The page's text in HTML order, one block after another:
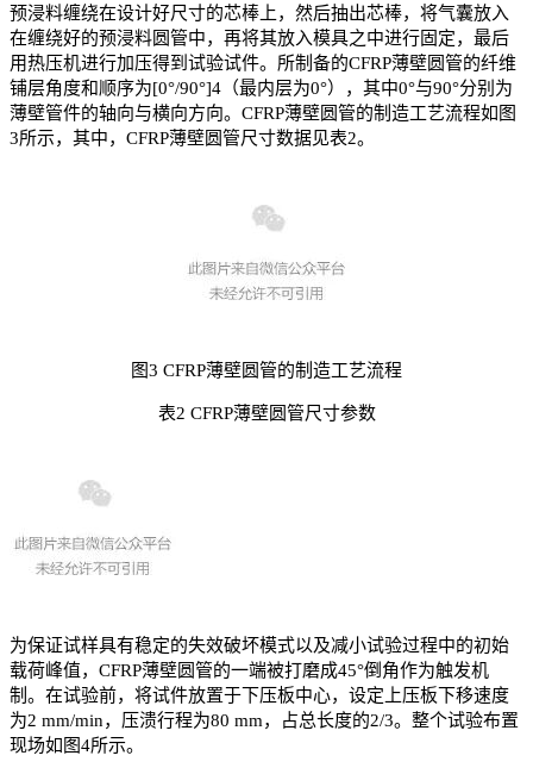
预浸料缠绕在设计好尺寸的芯棒上，然后抽出芯棒，将气囊放入
在缠绕好的预浸料圆管中，再将其放入模具之中进行固定，最后
用热压机进行加压得到试验试件。所制备的CFRP薄壁圆管的纤维
铺层角度和顺序为[0°/90°]4（最内层为0°），其中0°与90°分别为
薄壁管件的轴向与横向方向。CFRP薄壁圆管的制造工艺流程如图
3所示，其中，CFRP薄壁圆管尺寸数据见表2。
图3 CFRP薄壁圆管的制造工艺流程
表2 CFRP薄壁圆管尺寸参数
为保证试样具有稳定的失效破坏模式以及减小试验过程中的初始
载荷峰值，CFRP薄壁圆管的一端被打磨成45°倒角作为触发机
制。在试验前，将试件放置于下压板中心，设定上压板下移速度
为2 mm/min，压溃行程为80 mm，占总长度的2/3。整个试验布置
现场如图4所示。